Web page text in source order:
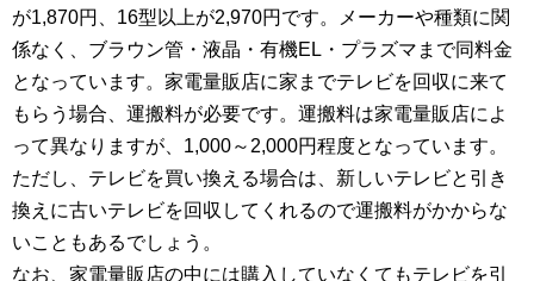
が1,870円、16型以上が2,970円です。メーカーや種類に関
係なく、ブラウン管・液晶・有機EL・プラズマまで同料金
となっています。家電量販店に家までテレビを回収に来て
もらう場合、運搬料が必要です。運搬料は家電量販店によ
って異なりますが、1,000～2,000円程度となっています。
ただし、テレビを買い換える場合は、新しいテレビと引き
換えに古いテレビを回収してくれるので運搬料がかからな
いこともあるでしょう。
なお、家電量販店の中には購入していなくてもテレビを引